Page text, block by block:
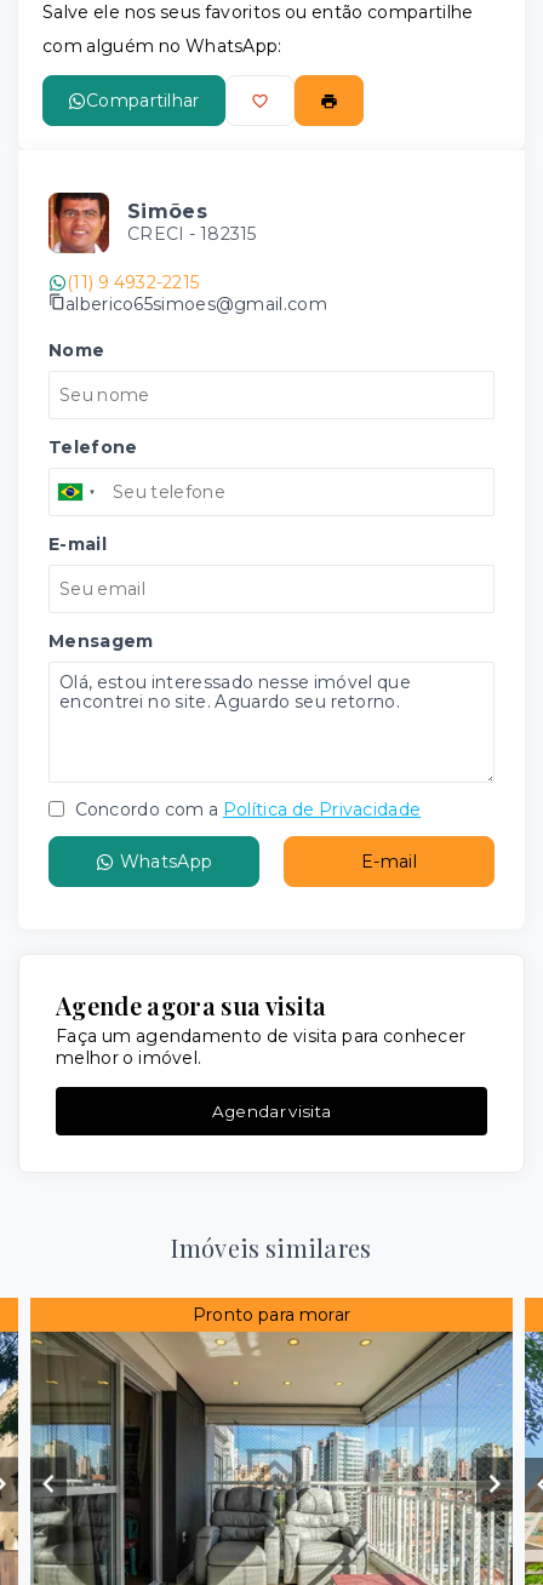
Salve ele nos seus favoritos ou então compartilhe
com alguém no WhatsApp:
Compartilhar
Simões
CRECI - 182315
(11) 9 4932-2215
alberico65simoes@gmail.com
Nome
Telefone
E-mail
Mensagem
Concordo com a Política de Privacidade
WhatsApp E-mail
Agende agora sua visita
Faça um agendamento de visita para conhecer
melhor o imóvel.
Agendar visita
Imóveis similares
Pronto para morar